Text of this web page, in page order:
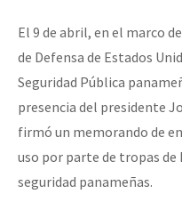
El 9 de abril, en el marco
de Defensa de Estados
Seguridad Pública
presencia del presidente
firmó un memorando de
uso por parte de tropas de
seguridad panameñas.